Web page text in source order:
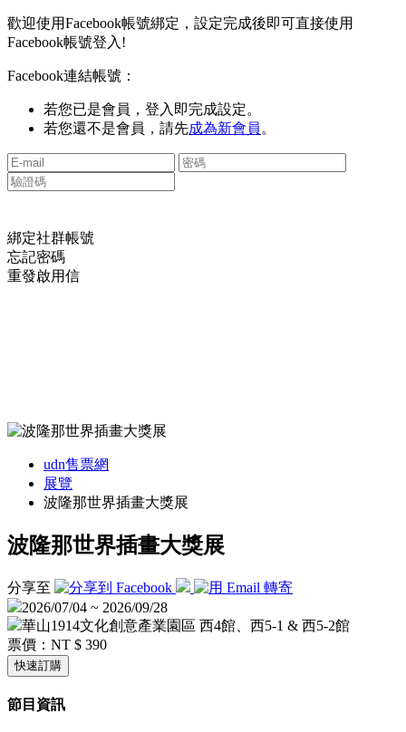
歡迎使用Facebook帳號綁定，設定完成後即可直接使用
Facebook帳號登入!
Facebook連結帳號：
若您已是會員，登入即完成設定。
若您還不是會員，請先成為新會員 。
綁定社群帳號
忘記密碼
重發啟用信
udn售票網
展覽
波隆那世界插畫大獎展
波隆那世界插畫大獎展
分享至
2026/07/04 ~ 2026/09/28
華山1914文化創意產業園區 西4館、西5-1 & 西5-2館
票價： NT $ 390
快速訂購
節目資訊